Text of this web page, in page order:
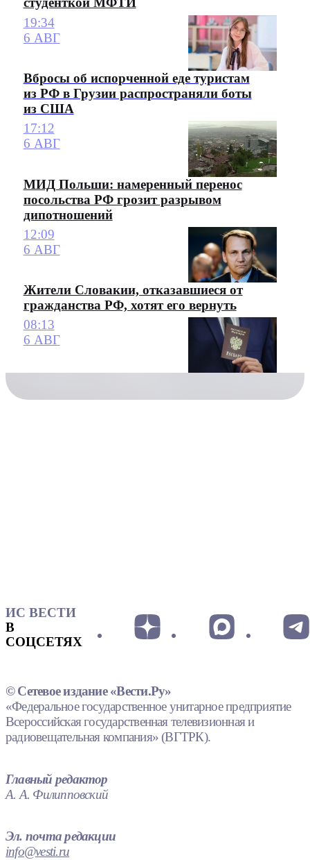
19:34
6 АВГ
Вбросы об испорченной еде туристам
из РФ в Грузии распространяли боты
из США
17:12
6 АВГ
МИД Польши: намеренный перенос
посольства РФ грозит разрывом
дипотношений
12:09
6 АВГ
Жители Словакии, отказавшиеся от
гражданства РФ, хотят его вернуть
08:13
6 АВГ
ИС ВЕСТИ
В
СОЦСЕТЯХ
© Сетевое издание «Вести.Ру»
«Федеральное государственное унитарное предприятие
Всероссийская государственная телевизионная и
радиовещательная компания» (ВГТРК).
Главный редактор
А. А. Филипповский
Эл. почта редакции
info@vesti.ru